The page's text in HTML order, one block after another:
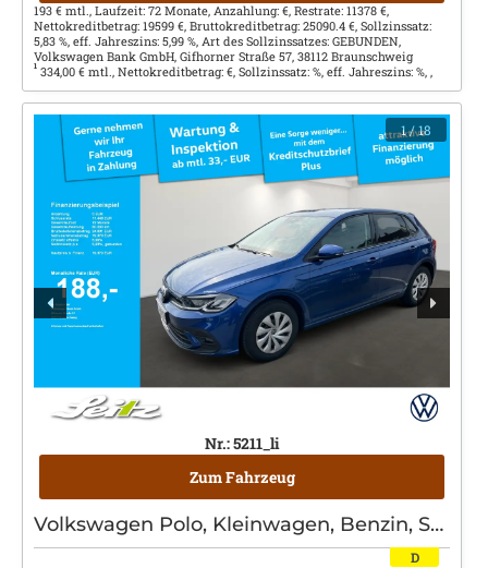
193 € mtl., Laufzeit: 72 Monate, Anzahlung: €, Restrate: 11378 €,
Nettokreditbetrag: 19599 €, Bruttokreditbetrag: 25090.4 €, Sollzinssatz:
5,83 %, eff. Jahreszins: 5,99 %, Art des Sollzinssatzes: GEBUNDEN,
Volkswagen Bank GmbH, Gifhorner Straße 57, 38112 Braunschweig
1 334,00 € mtl., Nettokreditbetrag: €, Sollzinssatz: %, eff. Jahreszins: %, ,
1/ 18
Nr.: 5211_li
Zum Fahrzeug
Volkswagen Polo, Kleinwagen, Benzin, Schaltgetriebe, Blau
D